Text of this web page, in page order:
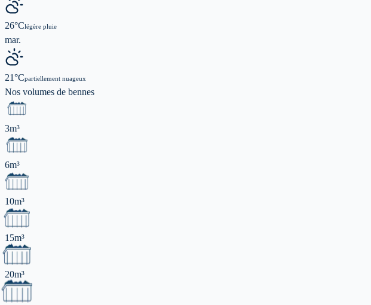
26°Clégère pluie
mar.
21°Cpartiellement nuageux
Nos volumes de bennes
3m³
6m³
10m³
15m³
20m³